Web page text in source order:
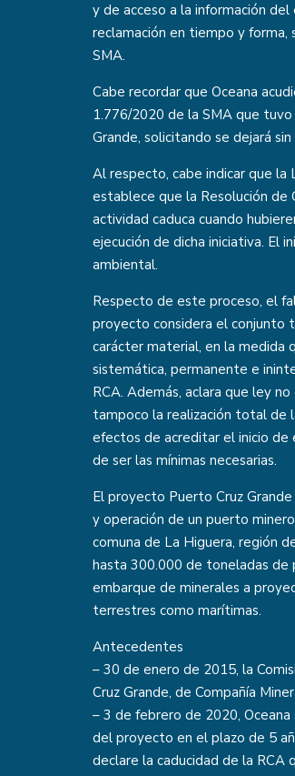
y de acceso a la información
reclamación en tiempo y
SMA.
Cabe recordar que Oceana
1.776/2020 de la SMA que
Grande, solicitando se dejará
Al respecto, cabe indicar que la
establece que la Resolución de
actividad caduca cuando
ejecución de dicha iniciativa. El
ambiental.
Respecto de este proceso, el
proyecto considera el conjunto
carácter material, en la medida
sistemática, permanente e
RCA. Además, aclara que ley
tampoco la realización total de
efectos de acreditar el inicio de
de ser las mínimas necesarias.
El proyecto Puerto Cruz
y operación de un puerto
comuna de La Higuera, región
hasta 300.000 de toneladas de
embarque de minerales a
terrestres como marítimas.
Antecedentes
– 30 de enero de 2015, la
Cruz Grande, de Compañía
– 3 de febrero de 2020,
del proyecto en el plazo de 5
declare la caducidad de la RCA